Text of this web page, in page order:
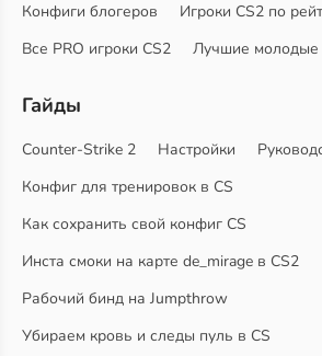
Конфиги блогеров
Игроки CS2 по
Все PRO игроки CS2
Лучшие молодые
Гайды
Counter-Strike 2 Настройки
Конфиг для тренировок в CS
Как сохранить свой конфиг CS
Инста смоки на карте de_mirage в CS2
Рабочий бинд на Jumpthrow
Убираем кровь и следы пуль в CS